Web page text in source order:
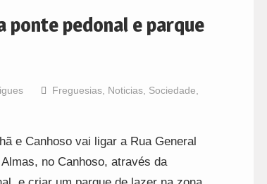
ponte pedonal e parque
Freguesias, Noticias, Sociedade
e Canhoso vai ligar a Rua General
no Canhoso, através da